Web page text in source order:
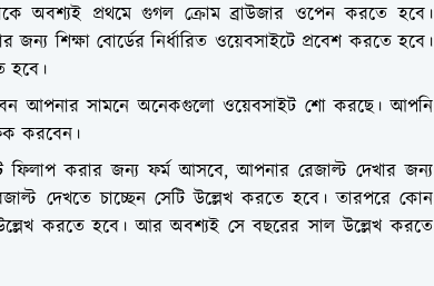
অবশ্যই প্রথমে গুগল ক্রোম ব্রাউজার ওপেন করতে হবে।
জন্য শিক্ষা বোর্ডের নির্ধারিত ওয়েবসাইটে প্রবেশ করতে হবে।
হবে।
আপনার সামনে অনেকগুলো ওয়েবসাইট শো করছে। আপনি
করবেন।
ফিলাপ করার জন্য ফর্ম আসবে, আপনার রেজাল্ট দেখার জন্য
দেখতে চাচ্ছেন সেটি উল্লেখ করতে হবে। তারপরে কোন
উল্লেখ করতে হবে। আর অবশ্যই সে বছরের সাল উল্লেখ করতে